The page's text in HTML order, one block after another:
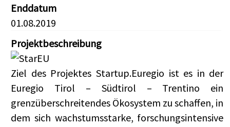
Enddatum
01.08.2019
Projektbeschreibung
Ziel des Projektes Startup.Euregio ist es in der
Euregio Tirol – Südtirol – Trentino ein
grenzüberschreitendes Ökosystem zu schaffen, in
dem sich wachstumsstarke, forschungsintensive